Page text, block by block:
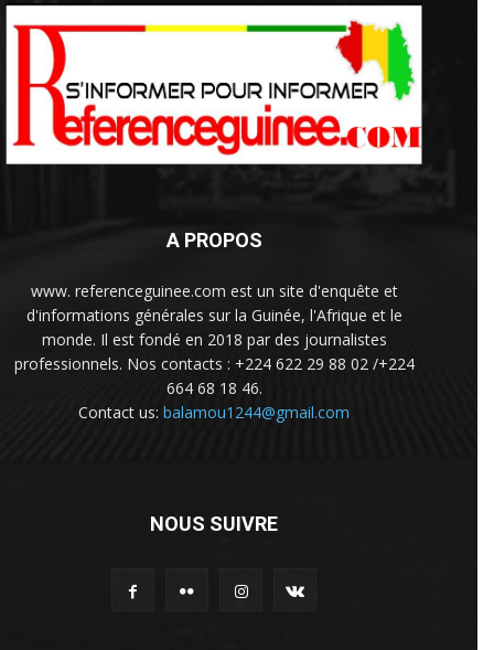
A PROPOS
www. referenceguinee.com est un site d'enquête et
d'informations générales sur la Guinée, l'Afrique et le
monde. Il est fondé en 2018 par des journalistes
professionnels. Nos contacts : +224 622 29 88 02 /+224
664 68 18 46.
Contact us: balamou1244@gmail.com
NOUS SUIVRE